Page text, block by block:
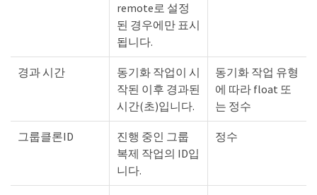
remote로 설정
된 경우에만 표시
됩니다.
경과 시간
동기화 작업이 시
작된 이후 경과된
시간(초)입니다.
동기화 작업 유형
에 따라 float 또
는 정수
그룹클론ID
진행 중인 그룹
복제 작업의 ID입
니다.
정수